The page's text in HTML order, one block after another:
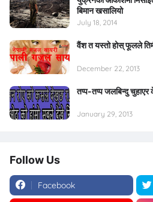
बिमान खसालियो
July 18, 2014
वैंश त यस्तो होस् फूलले
December 22, 2013
तप्प-तप्प जलबिन्दु चुहाएर
January 29, 2013
Follow Us
Facebook